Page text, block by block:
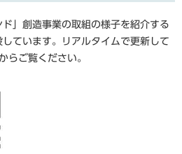
」創造事業の取組の様子を紹介する
ています。リアルタイムで更新して
らご覧ください。